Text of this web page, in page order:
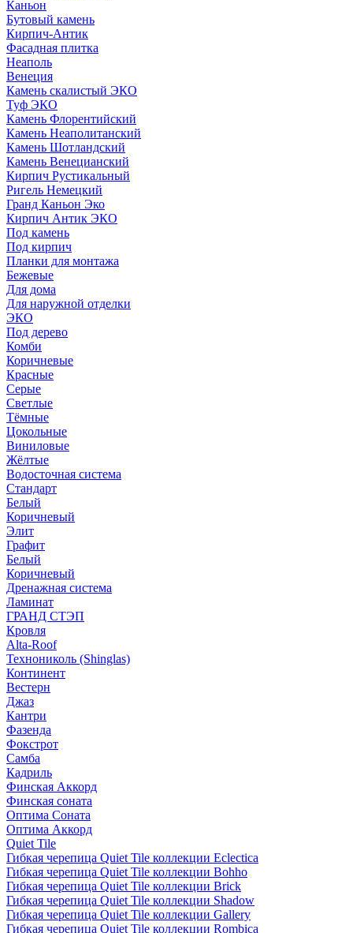
Каньон
Бутовый камень
Кирпич-Антик
Фасадная плитка
Неаполь
Венеция
Камень скалистый ЭКО
Туф ЭКО
Камень Флорентийский
Камень Неаполитанский
Камень Шотландский
Камень Венецианский
Кирпич Рустикальный
Ригель Немецкий
Гранд Каньон Эко
Кирпич Антик ЭКО
Под камень
Под кирпич
Планки для монтажа
Бежевые
Для дома
Для наружной отделки
ЭКO
Под дерево
Комби
Коричневые
Красные
Серые
Светлые
Тёмные
Цокольные
Виниловые
Жёлтые
Водосточная система
Стандарт
Белый
Коричневый
Элит
Графит
Белый
Коричневый
Дренажная система
Ламинат
ГРАНД СТЭП
Кровля
Alta-Roof
Технониколь (Shinglas)
Континент
Вестерн
Джаз
Кантри
Фазенда
Фокстрот
Самба
Кадриль
Финская Аккорд
Финская соната
Оптима Соната
Оптима Аккорд
Quiet Tile
Гибкая черепица Quiet Tile коллекции Eclectica
Гибкая черепица Quiet Tile коллекции Bohho
Гибкая черепица Quiet Tile коллекции Brick
Гибкая черепица Quiet Tile коллекции Shadow
Гибкая черепица Quiet Tile коллекции Gallery
Гибкая черепица Quiet Tile коллекции Rombica